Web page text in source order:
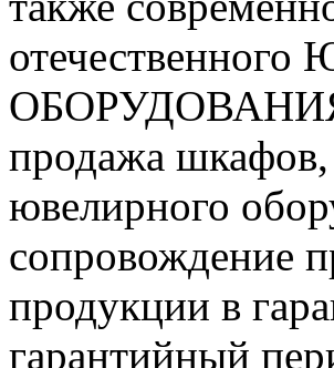
продажа шкафов,
ювелирного
сопровождение
продукции в
гарантийный